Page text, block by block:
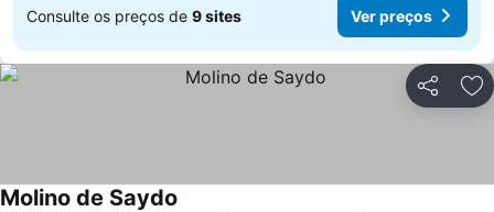
Consulte os preços de 9 sites Ver preços
Partilhar
Molino de Saydo